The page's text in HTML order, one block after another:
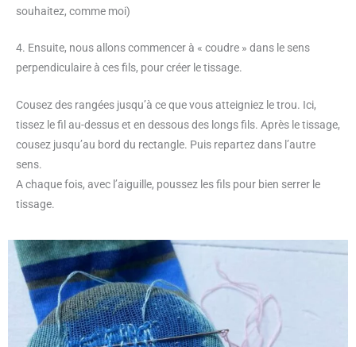
souhaitez, comme moi)
4. Ensuite, nous allons commencer à « coudre » dans le sens
perpendiculaire à ces fils, pour créer le tissage.
Cousez des rangées jusqu’à ce que vous atteigniez le trou. Ici,
tissez le fil au-dessus et en dessous des longs fils. Après le tissage,
cousez jusqu’au bord du rectangle. Puis repartez dans l’autre
sens.
A chaque fois, avec l’aiguille, poussez les fils pour bien serrer le
tissage.